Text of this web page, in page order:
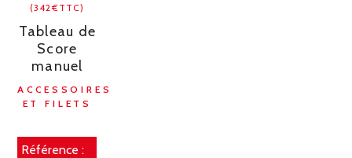
(342€TTC)
Tableau de
Score
manuel
ACCESSOIRES
ET FILETS
Référence :